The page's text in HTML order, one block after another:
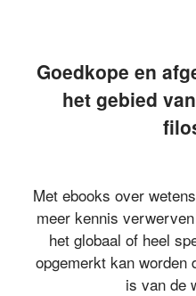
Goedkope en
het gebied
Met ebooks over
meer kennis
het globaal of heel
opgemerkt kan worden
is van de